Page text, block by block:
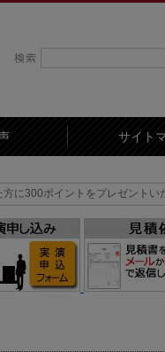
サイト
をプレゼントいたします！まだ